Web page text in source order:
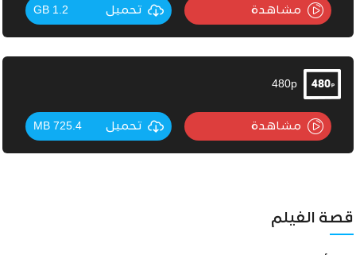
مشاهدة تحميل 1.2 GB
480p
مشاهدة تحميل 725.4 MB
قصة الفيلم